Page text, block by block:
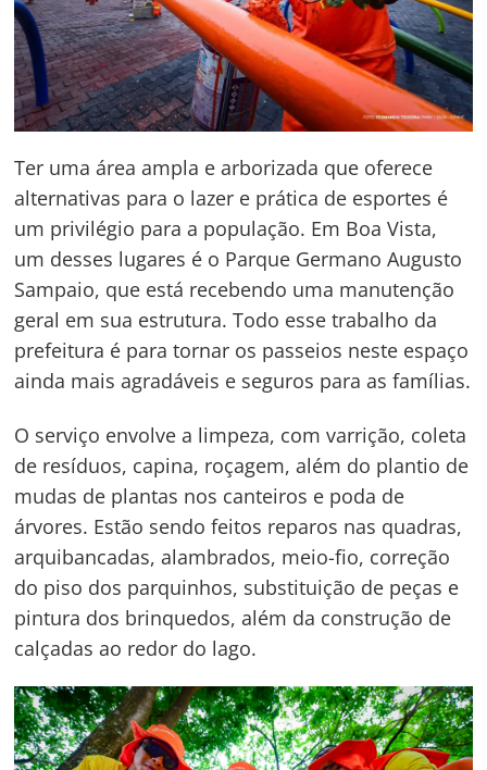
Ter uma área ampla e arborizada que oferece
alternativas para o lazer e prática de esportes é
um privilégio para a população. Em Boa Vista,
um desses lugares é o Parque Germano Augusto
Sampaio, que está recebendo uma manutenção
geral em sua estrutura. Todo esse trabalho da
prefeitura é para tornar os passeios neste espaço
ainda mais agradáveis e seguros para as famílias.
O serviço envolve a limpeza, com varrição, coleta
de resíduos, capina, roçagem, além do plantio de
mudas de plantas nos canteiros e poda de
árvores. Estão sendo feitos reparos nas quadras,
arquibancadas, alambrados, meio-fio, correção
do piso dos parquinhos, substituição de peças e
pintura dos brinquedos, além da construção de
calçadas ao redor do lago.